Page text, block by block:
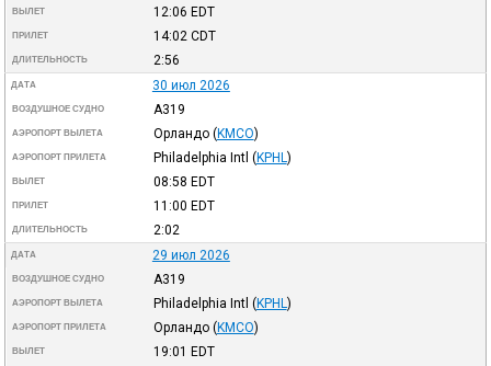
ВЫЛЕТ 12:06 EDT
ПРИЛЕТ 14:02 CDT
ДЛИТЕЛЬНОСТЬ 2:56
ДАТА 30 июл 2026
ВОЗДУШНОЕ СУДНО A319
АЭРОПОРТ ВЫЛЕТА Орландо (KMCO)
АЭРОПОРТ ПРИЛЕТА Philadelphia Intl (KPHL )
ВЫЛЕТ 08:58 EDT
ПРИЛЕТ 11:00 EDT
ДЛИТЕЛЬНОСТЬ 2:02
ДАТА 29 июл 2026
ВОЗДУШНОЕ СУДНО A319
АЭРОПОРТ ВЫЛЕТА Philadelphia Intl (KPHL )
АЭРОПОРТ ПРИЛЕТА Орландо (KMCO)
ВЫЛЕТ 19:01 EDT